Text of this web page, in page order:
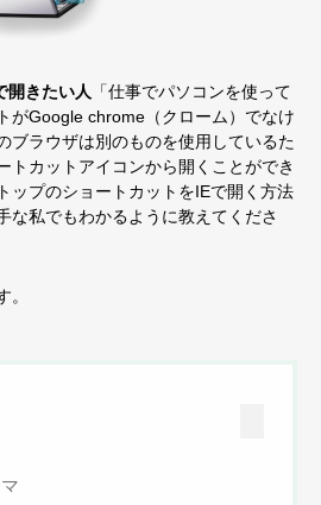
開きたい人 「仕事でパソコンを使って
がGoogle chrome（クローム）でなけ
ブラウザは別のものを使用しているた
トカットアイコンから開くことができ
ップのショートカットをIEで開く方法
な私でもわかるように教えてくださ
。